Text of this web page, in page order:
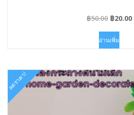
฿50.00 Original
was:
฿50.00.
฿20.00
อ่านเพิ่ม
ลดราคา!